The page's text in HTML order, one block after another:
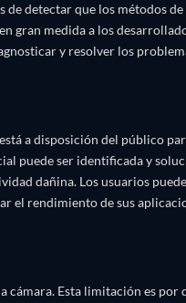
detectar que los métodos
gran medida a los
y resolver los
a disposición del público
puede ser identificada y
dañina. Los usuarios
el rendimiento de sus
Esta limitación es por